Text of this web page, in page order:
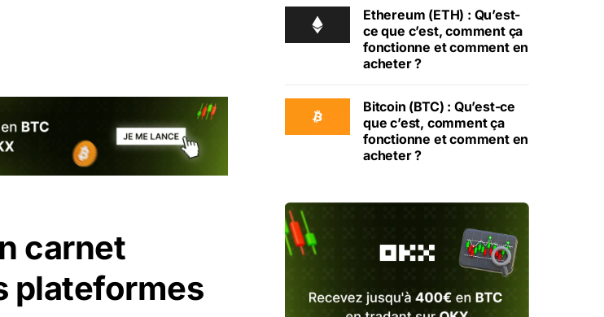
carnet
plateformes
Ethereum (ETH) : Qu’est-
ce que c’est, comment ça
fonctionne et comment en
acheter ?
Bitcoin (BTC) : Qu’est-ce
que c’est, comment ça
fonctionne et comment en
acheter ?